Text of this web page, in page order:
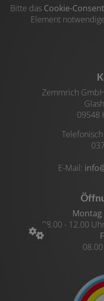
Bitte das Cookie-
Element
Footer -
Zemmrich
09548
E-Mail:
08.00 - 12.00